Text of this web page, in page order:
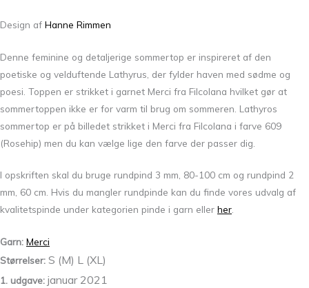
Design af Hanne Rimmen
Denne feminine og detaljerige sommertop er inspireret af den
poetiske og velduftende Lathyrus, der fylder haven med sødme og
poesi. Toppen er strikket i garnet Merci fra Filcolana hvilket gør at
sommertoppen ikke er for varm til brug om sommeren. Lathyros
sommertop er på billedet strikket i Merci fra Filcolana i farve 609
(Rosehip) men du kan vælge lige den farve der passer dig.
I opskriften skal du bruge rundpind 3 mm, 80-100 cm og rundpind 2
mm, 60 cm. Hvis du mangler rundpinde kan du finde vores udvalg af
kvalitetspinde under kategorien pinde i garn eller her
Garn: Merci
Størrelser: S (M) L (XL)
1. udgave: januar 2021